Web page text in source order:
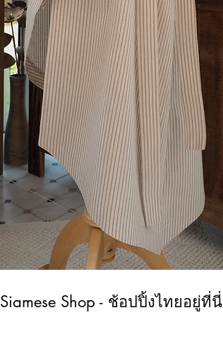
Siamese Shop - ช้อปปิ้งไทยอยู่ที่นี่